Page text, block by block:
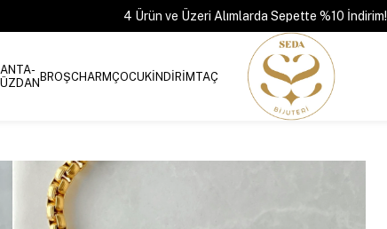
4 Ürün ve Üzeri Alımlarda Sepette %10 İndirim!
BROŞCHARMÇOCUKİNDİRİMTAÇ